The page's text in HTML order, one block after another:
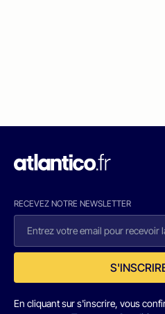
RECEVEZ NOTRE NEWSLETTER
En cliquant sur s'inscrire, vous